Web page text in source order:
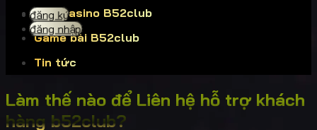
đăng ký
đăng nhập
Live Casino B52club
Game bài B52club
Tin tức
Làm thế nào để Liên hệ hỗ trợ khách
hàng b52club?